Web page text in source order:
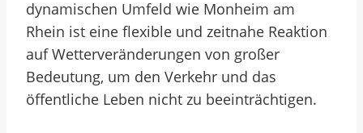
dynamischen Umfeld wie Monheim am
Rhein ist eine flexible und zeitnahe Reaktion
auf Wetterveränderungen von großer
Bedeutung, um den Verkehr und das
öffentliche Leben nicht zu beeinträchtigen.